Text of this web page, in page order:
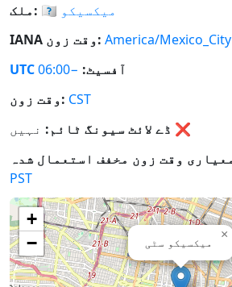
ملک: 🇲🇽 میکسیکو
IANA وقت زون: America/Mexico_City
UTC
آفسیٹ: −06:00
وقت زون: CST
ڈے لائٹ سیونگ ٹائم: ❌
PST
میکسیکو سٹی
×
+
−